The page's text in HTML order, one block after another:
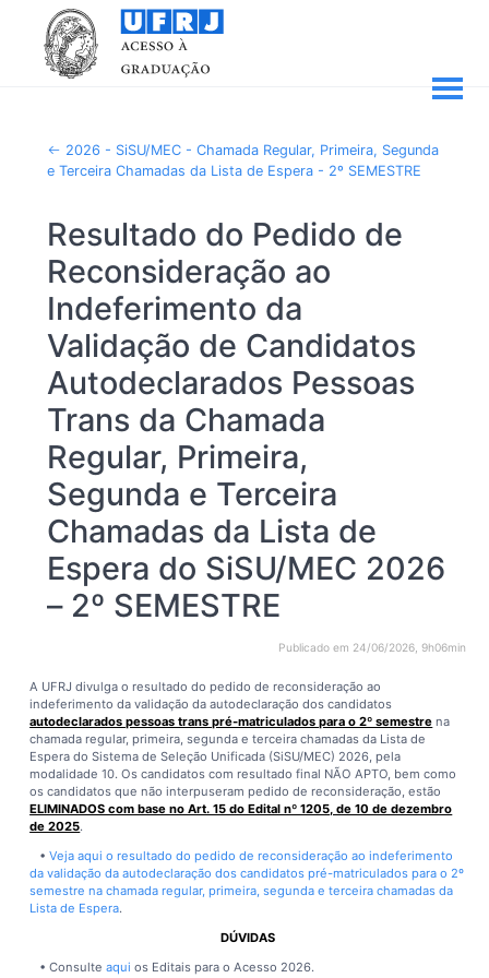
2026 - SiSU/MEC - Chamada Regular, Primeira, Segunda
e Terceira Chamadas da Lista de Espera - 2º SEMESTRE
Resultado do Pedido de
Reconsideração ao
Indeferimento da
Validação de Candidatos
Autodeclarados Pessoas
Trans da Chamada
Regular, Primeira,
Segunda e Terceira
Chamadas da Lista de
Espera do SiSU/MEC 2026
– 2º SEMESTRE
Publicado em 24/06/2026, 9h06min
A UFRJ divulga o resultado do pedido de reconsideração ao
indeferimento da validação da autodeclaração dos candidatos
autodeclarados pessoas trans pré-matriculados para o 2º semestre na
chamada regular, primeira, segunda e terceira chamadas da Lista de
Espera do Sistema de Seleção Unificada (SiSU/MEC) 2026, pela
modalidade 10. Os candidatos com resultado final NÃO APTO, bem como
os candidatos que não interpuseram pedido de reconsideração, estão
ELIMINADOS com base no Art. 15 do Edital nº 1205, de 10 de dezembro
de 2025.
•Veja aqui o resultado do pedido de reconsideração ao indeferimento
da validação da autodeclaração dos candidatos pré-matriculados para o 2º
semestre na chamada regular, primeira, segunda e terceira chamadas da
Lista de Espera.
DÚVIDAS
• Consulteaqui os Editais para o Acesso 2026.